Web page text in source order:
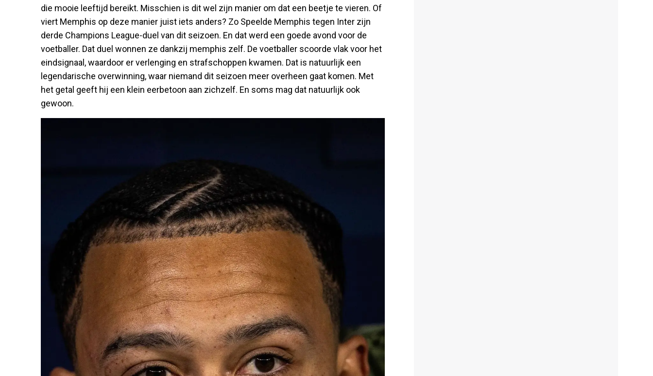
die mooie leeftijd bereikt. Misschien is dit wel zijn manier om dat een beetje te vieren. Of
viert Memphis op deze manier juist iets anders? Zo Speelde Memphis tegen Inter zijn
derde Champions League-duel van dit seizoen. En dat werd een goede avond voor de
voetballer. Dat duel wonnen ze dankzij memphis zelf. De voetballer scoorde vlak voor het
eindsignaal, waardoor er verlenging en strafschoppen kwamen. Dat is natuurlijk een
legendarische overwinning, waar niemand dit seizoen meer overheen gaat komen. Met
het getal geeft hij een klein eerbetoon aan zichzelf. En soms mag dat natuurlijk ook
gewoon.